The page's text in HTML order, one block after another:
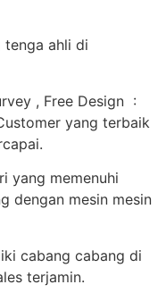
tenga ahli di
, Free Design :
yang terbaik
yang memenuhi
dengan mesin mesin
cabang cabang di
terjamin.